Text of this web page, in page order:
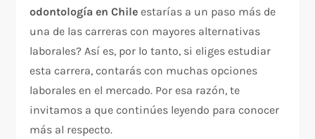
odontología en Chileestarías a un paso más de
una de las carreras con mayores alternativas
laborales? Así es, por lo tanto, si eliges estudiar
esta carrera, contarás con muchas opciones
laborales en el mercado. Por esa razón, te
invitamos a que continúes leyendo para conocer
más al respecto.